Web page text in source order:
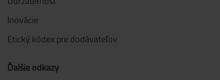
Inovácie
Etický kódex pre dodávateľov
Ďalšie odkazy